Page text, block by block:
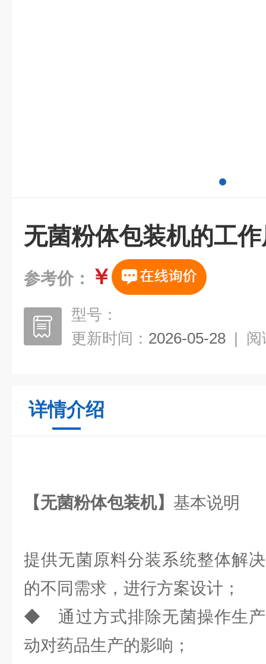
无菌粉体包装机的工
参考价： ￥
型号：
更新时间： 2026-05-28 | 阅
详情介绍
【无菌粉体包装机】 基本说明
提供无菌原料分装系统整体解
的不同需求，进行方案设计；
◆ 通过方式排除无菌操作生产
动对药品生产的影响；